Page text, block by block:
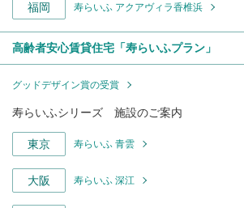
福岡 寿らいふ アクアヴィラ香椎浜
高齢者安心賃貸住宅「寿らいふプラン」
グッドデザイン賞の受賞
寿らいふシリーズ 施設のご案内
東京 寿らいふ 青雲
大阪 寿らいふ 深江